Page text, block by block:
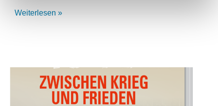
Weiterlesen »